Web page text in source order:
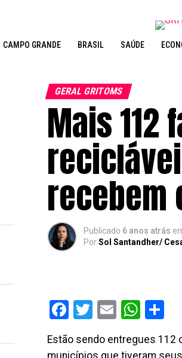
CAMPO GRANDE BRASIL SAÚDE
GERAL GRITOMS
Mais 112
recebem
Publicado 6 anos atrás
PorSol Santandher/
Facebook
Twitter
Email
Estão sendo entregues
municípios que tiveram